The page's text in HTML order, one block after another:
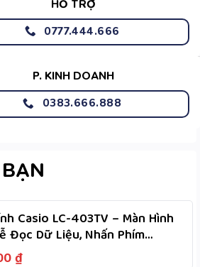
HỖ TRỢ
0777.444.666
P. KINH DOANH
0383.666.888
Casio LC-403TV – Màn Hình
Đọc Dữ Liệu, Nhấn Phím
Hai Nguồn
₫